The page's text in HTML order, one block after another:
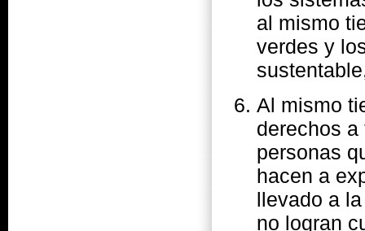
al mismo
verdes y
Al mismo
derechos a
personas
hacen a
llevado a
no logran